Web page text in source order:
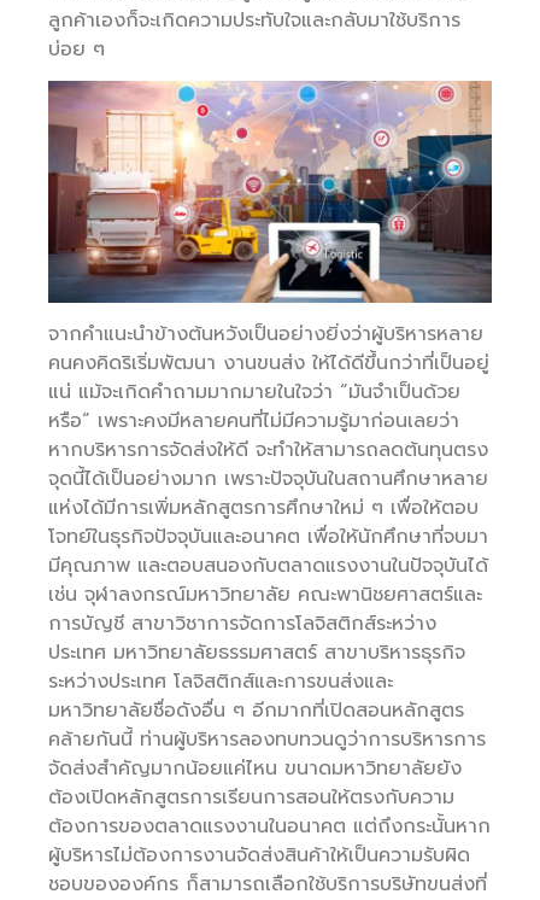
ลูกค้าเองก็จะเกิดความประทับใจและกลับมาใช้บริการ
บ่อย ๆ
จากคำแนะนำข้างต้นหวังเป็นอย่างยิ่งว่าผู้บริหารหลาย
คนคงคิดริเริ่มพัฒนา งานขนส่ง ให้ได้ดีขึ้นกว่าที่เป็นอยู่
แน่ แม้จะเกิดคำถามมากมายในใจว่า “มันจำเป็นด้วย
หรือ” เพราะคงมีหลายคนที่ไม่มีความรู้มาก่อนเลยว่า
หากบริหารการจัดส่งให้ดี จะทำให้สามารถลดต้นทุนตรง
จุดนี้ได้เป็นอย่างมาก เพราะปัจจุบันในสถานศึกษาหลาย
แห่งได้มีการเพิ่มหลักสูตรการศึกษาใหม่ ๆ เพื่อให้ตอบ
โจทย์ในธุรกิจปัจจุบันและอนาคต เพื่อให้นักศึกษาที่จบมา
มีคุณภาพ และตอบสนองกับตลาดแรงงานในปัจจุบันได้
เช่น จุฬาลงกรณ์มหาวิทยาลัย คณะพานิชยศาสตร์และ
การบัญชี สาขาวิชาการจัดการโลจิสติกส์ระหว่าง
ประเทศ มหาวิทยาลัยธรรมศาสตร์ สาขาบริหารธุรกิจ
ระหว่างประเทศ โลจิสติกส์และการขนส่งและ
มหาวิทยาลัยชื่อดังอื่น ๆ อีกมากที่เปิดสอนหลักสูตร
คล้ายกันนี้ ท่านผู้บริหารลองทบทวนดูว่าการบริหารการ
จัดส่งสำคัญมากน้อยแค่ไหน ขนาดมหาวิทยาลัยยัง
ต้องเปิดหลักสูตรการเรียนการสอนให้ตรงกับความ
ต้องการของตลาดแรงงานในอนาคต แต่ถึงกระนั้นหาก
ผู้บริหารไม่ต้องการงานจัดส่งสินค้าให้เป็นความรับผิด
ชอบขององค์กร ก็สามารถเลือกใช้บริการบริษัทขนส่งที่